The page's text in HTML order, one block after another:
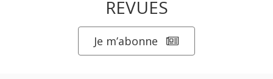
REVUES
Je m’abonne